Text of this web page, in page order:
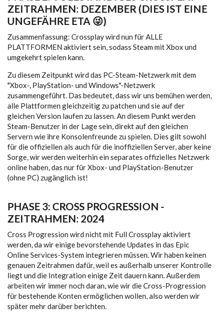
ZEITRAHMEN: DEZEMBER (DIES IST EINE
UNGEFÄHRE ETA 😜)
Zusammenfassung: Crossplay wird nun für ALLE
PLATTFORMEN aktiviert sein, sodass Steam mit Xbox und
umgekehrt spielen kann.
Zu diesem Zeitpunkt wird das PC-Steam-Netzwerk mit dem
"Xbox-, PlayStation- und Windows"-Netzwerk
zusammengeführt. Das bedeutet, dass wir uns bemühen werden,
alle Plattformen gleichzeitig zu patchen und sie auf der
gleichen Version laufen zu lassen. An diesem Punkt werden
Steam-Benutzer in der Lage sein, direkt auf den gleichen
Servern wie ihre Konsolenfreunde zu spielen. Dies gilt sowohl
für die offiziellen als auch für die inoffiziellen Server, aber keine
Sorge, wir werden weiterhin ein separates offizielles Netzwerk
online haben, das nur für Xbox- und PlayStation-Benutzer
(ohne PC) zugänglich ist!
PHASE 3: CROSS PROGRESSION -
ZEITRAHMEN: 2024
Cross Progression wird nicht mit Full Crossplay aktiviert
werden, da wir einige bevorstehende Updates in das Epic
Online Services-System integrieren müssen. Wir haben keinen
genauen Zeitrahmen dafür, weil es außerhalb unserer Kontrolle
liegt und die Integration einige Zeit dauern kann. Außerdem
arbeiten wir immer noch daran, wie wir die Cross-Progression
für bestehende Konten ermöglichen wollen, also werden wir
später mehr darüber berichten.